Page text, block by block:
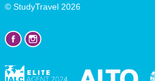
© StudyTravel 2026